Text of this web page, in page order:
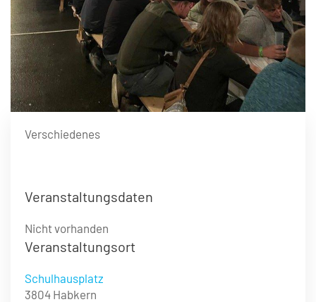
Verschiedenes
Veranstaltungsdaten
Nicht vorhanden
Veranstaltungsort
Schulhausplatz
3804 Habkern